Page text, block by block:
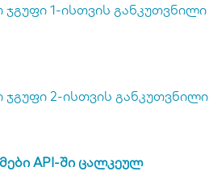
1-ისთვის განკუთვნილი
2-ისთვის განკუთვნილი
API-ში ცალკეულ